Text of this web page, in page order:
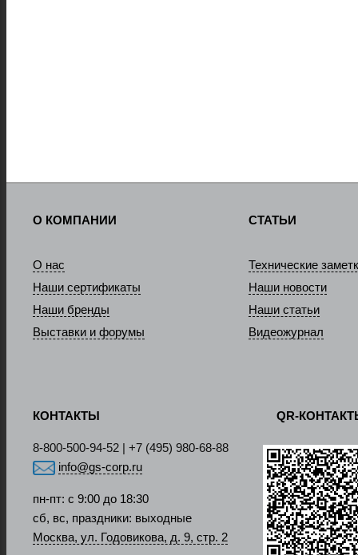
О КОМПАНИИ
О нас
Наши сертификаты
Наши бренды
Выставки и форумы
СТАТЬИ
Технические
Наши новости
Наши статьи
Видеожурнал
КОНТАКТЫ
8-800-500-94-52 | +7 (495) 980-68-88
info@gs-corp.ru
пн-пт: с 9:00 до 18:30
сб, вс, праздники: выходные
Москва, ул. Годовикова, д. 9, стр. 2
QR-